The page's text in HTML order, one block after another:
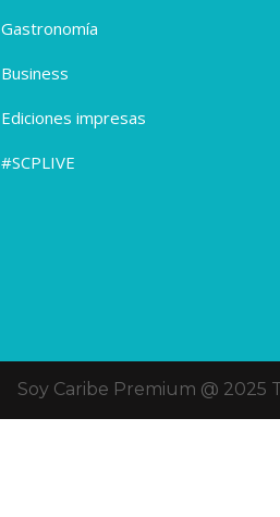
Gastronomía
Business
Ediciones impresas
#SCPLIVE
Soy Caribe Premium @ 2025